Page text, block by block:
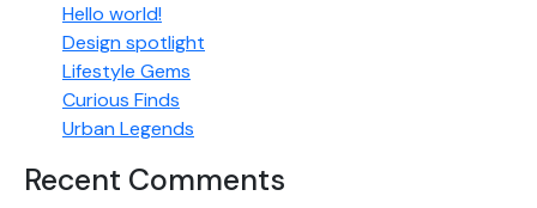
Hello world!
Design spotlight
Lifestyle Gems
Curious Finds
Urban Legends
Recent Comments